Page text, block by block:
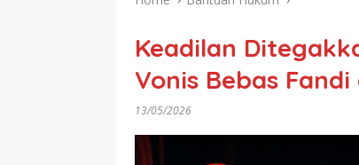
Keadilan
Vonis Bebas
13/05/2026